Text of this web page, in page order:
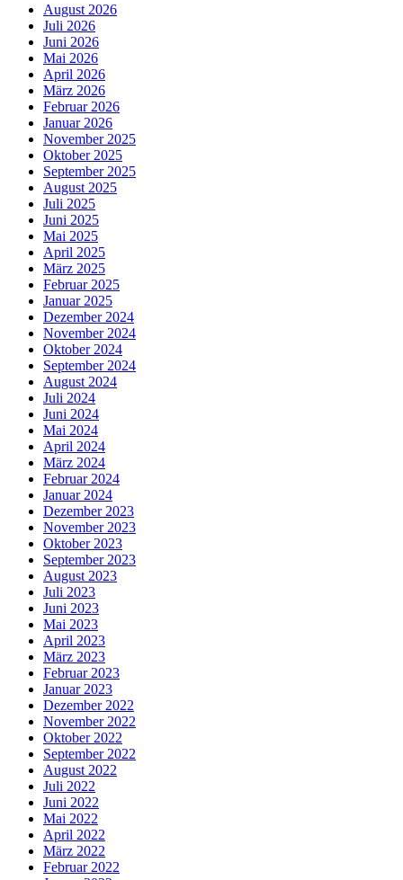
August 2026
Juli 2026
Juni 2026
Mai 2026
April 2026
März 2026
Februar 2026
Januar 2026
November 2025
Oktober 2025
September 2025
August 2025
Juli 2025
Juni 2025
Mai 2025
April 2025
März 2025
Februar 2025
Januar 2025
Dezember 2024
November 2024
Oktober 2024
September 2024
August 2024
Juli 2024
Juni 2024
Mai 2024
April 2024
März 2024
Februar 2024
Januar 2024
Dezember 2023
November 2023
Oktober 2023
September 2023
August 2023
Juli 2023
Juni 2023
Mai 2023
April 2023
März 2023
Februar 2023
Januar 2023
Dezember 2022
November 2022
Oktober 2022
September 2022
August 2022
Juli 2022
Juni 2022
Mai 2022
April 2022
März 2022
Februar 2022